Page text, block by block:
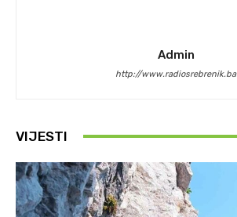
Admin
http://www.radiosrebrenik.ba
VIJESTI